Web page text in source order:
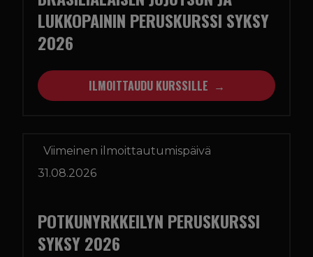
LUKKOPAININ PERUSKURSSI SYKSY
2026
ILMOITTAUDU KURSSILLE
Viimeinen ilmoittautumispäivä
31.08.2026
POTKUNYRKKEILYN PERUSKURSSI
SYKSY 2026